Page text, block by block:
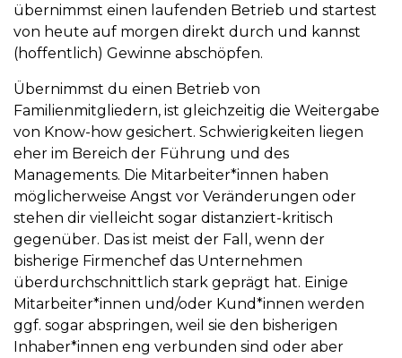
übernimmst einen laufenden Betrieb und startest
von heute auf morgen direkt durch und kannst
(hoffentlich) Gewinne abschöpfen.
Übernimmst du einen Betrieb von
Familienmitgliedern, ist gleichzeitig die Weitergabe
von Know-how gesichert. Schwierigkeiten liegen
eher im Bereich der Führung und des
Managements. Die Mitarbeiter*innen haben
möglicherweise Angst vor Veränderungen oder
stehen dir vielleicht sogar distanziert-kritisch
gegenüber. Das ist meist der Fall, wenn der
bisherige Firmenchef das Unternehmen
überdurchschnittlich stark geprägt hat. Einige
Mitarbeiter*innen und/oder Kund*innen werden
ggf. sogar abspringen, weil sie den bisherigen
Inhaber*innen eng verbunden sind oder aber